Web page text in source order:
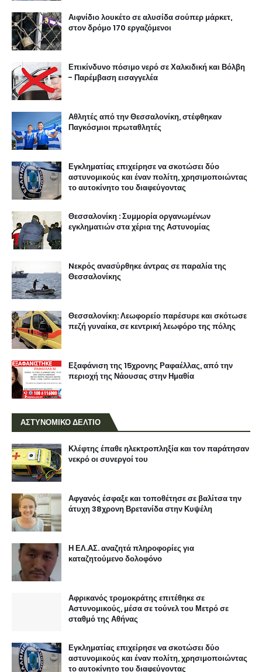
Αιφνίδιο λουκέτο σε αλυσίδα σούπερ μάρκετ,
στον δρόμο 170 εργαζόμενοι
Επικίνδυνο πόσιμο νερό σε Χαλκιδική και Βόλβη
- Παρέμβαση εισαγγελέα
Αθλητές από την Θεσσαλονίκη, στέφθηκαν
Παγκόσμιοι πρωταθλητές
Εγκληματίας επιχείρησε να σκοτώσει δύο
αστυνομικούς και έναν πολίτη, χρησιμοποιώντας
το αυτοκίνητο του διαφεύγοντας
Θεσσαλονίκη : Συμμορία οργανωμένων
εγκληματιών στα χέρια της Αστυνομίας
Nεκρός ανασύρθηκε άντρας σε παραλία της
Θεσσαλονίκης
Θεσσαλονίκη: Λεωφορείο παρέσυρε και σκότωσε
πεζή γυναίκα, σε κεντρική λεωφόρο της πόλης
Εξαφάνιση της 15χρονης Ραφαέλλας, από την
περιοχή της Νάουσας στην Ημαθία
ΑΣΤΥΝΟΜΙΚΟ ΔΕΛΤΙΟ
Κλέφτης έπαθε ηλεκτροπληξία και τον παράτησαν
νεκρό οι συνεργοί του
Αφγανός έσφαξε και τοποθέτησε σε βαλίτσα την
άτυχη 38χρονη Βρετανίδα στην Κυψέλη
Η ΕΛ.ΑΣ. αναζητά πληροφορίες για
καταζητούμενο δολοφόνο
Αφρικανός τρομοκράτης επιτέθηκε σε
Αστυνομικούς, μέσα σε τούνελ του Μετρό σε
σταθμό της Αθήνας
Εγκληματίας επιχείρησε να σκοτώσει δύο
αστυνομικούς και έναν πολίτη, χρησιμοποιώντας
το αυτοκίνητο του διαφεύγοντας